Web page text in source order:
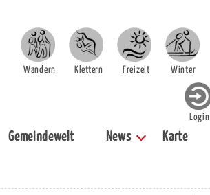
Wandern Klettern Freizeit Winter
Login
Gemeindewelt News Karte